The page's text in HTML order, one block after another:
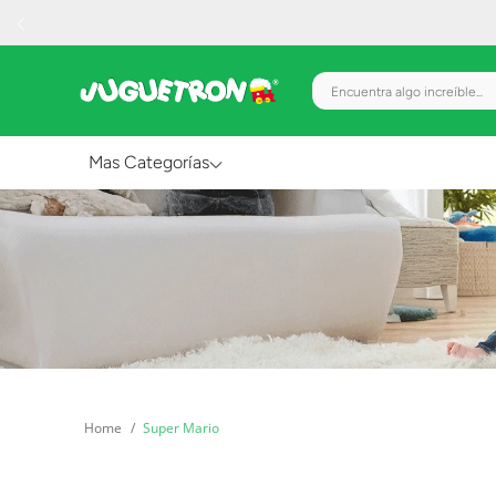
Encuentra algo
Mas Categorías
Al Aire Libre
Creatividad y Arte
Gadgets y Electrónicos
Super Mario